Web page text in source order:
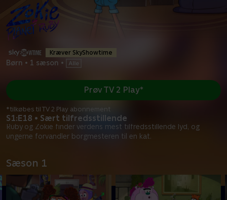
Kræver SkyShowtime
Børn • 1 sæson •
S1:E18 • Sært tilfredsstillende
Ruby og Zokie finder verdens mest tilfredsstillende lyd, og
ungerne forvandler borgmesteren til en kat.
Prøv TV 2 Play*
*tilkøbes til TV 2 Play abonnement
Sæson 1